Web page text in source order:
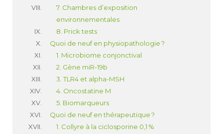
7. Chambres d’exposition
environnementales
8. Prick tests
Quoi de neuf en physiopathologie ?
1. Microbiome conjonctival
2. Gène miR-19b
3. TLR4 et alpha-MSH
4. Oncostatine M
5. Biomarqueurs
Quoi de neuf en thérapeutique ?
1. Collyre à la ciclosporine 0,1 %